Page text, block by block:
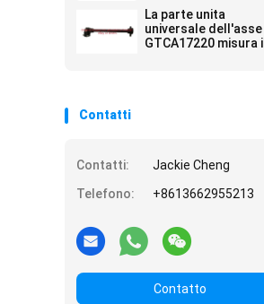
misura il falciatore di
Deere
La parte unita
universale dell'asse
GTCA17220 misura il
Contatti
Contatti:
Jackie Cheng
Telefono:
+8613662955213
Contatto